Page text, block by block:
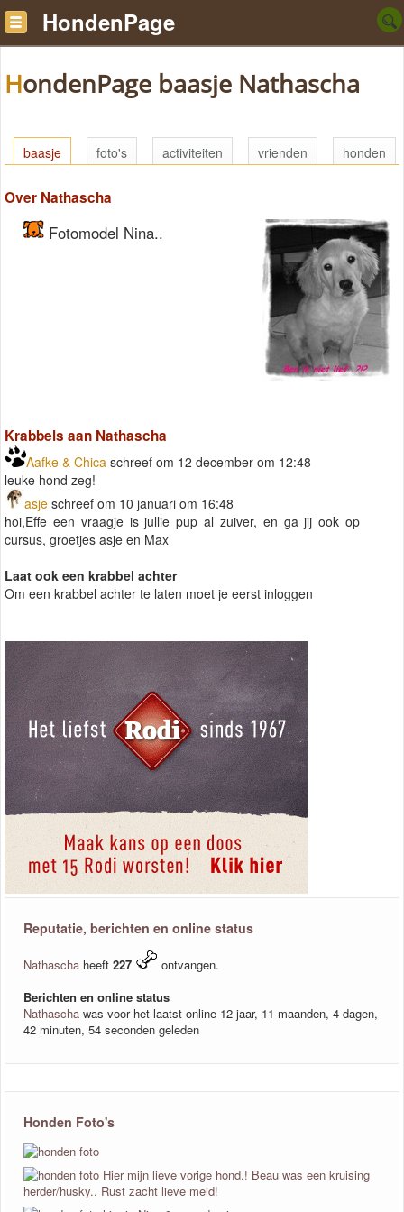
HondenPage
HondenPage baasje Nathascha
baasje foto's activiteiten vrienden honden
Over Nathascha
Fotomodel Nina..
Krabbels aan Nathascha
Aafke & Chica schreef om 12 december om 12:48
leuke hond zeg!
asje schreef om 10 januari om 16:48
hoi,Effe een vraagje is jullie pup al zuiver, en ga jij ook op
cursus, groetjes asje en Max
Laat ook een krabbel achter
Om een krabbel achter te laten moet je eerst inloggen
Reputatie, berichten en online status
Nathascha heeft 227
ontvangen.
Berichten en online status
Nathascha was voor het laatst online 12 jaar, 11 maanden, 4 dagen,
42 minuten, 54 seconden geleden
Honden Foto's